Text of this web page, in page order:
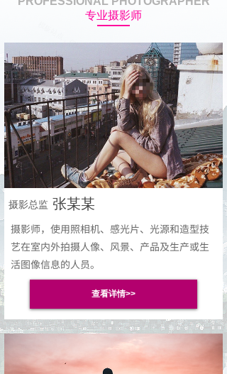
摄影师，使用照相机、感光片、光源和造型技
艺在室内外拍摄人像、风景、产品及生产或生
活图像信息的人员。
摄影总监 张某某
查看详情>>
专业摄影师